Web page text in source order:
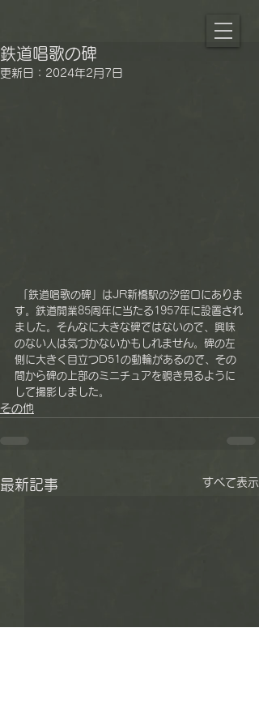
鉄道唱歌の碑
更新日： 2024年2月7日
す。鉄道開業85周年に当たる1957年に設置され
ました。そんなに大きな碑ではないので、興味
のない人は気づかないかもしれません。碑の左
側に大きく目立つD51の動輪があるので、その
間から碑の上部のミニチュアを覗き見るように
して撮影しました。
その他
最新記事 すべて表示